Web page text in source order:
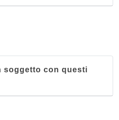
soggetto con questi